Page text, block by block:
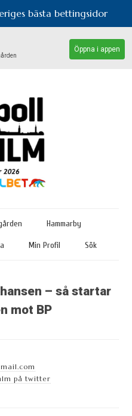
bästa bettingsidor
Öppna i appen
Hammarby
Min Profil Sök
– så startar
mot BP
på twitter